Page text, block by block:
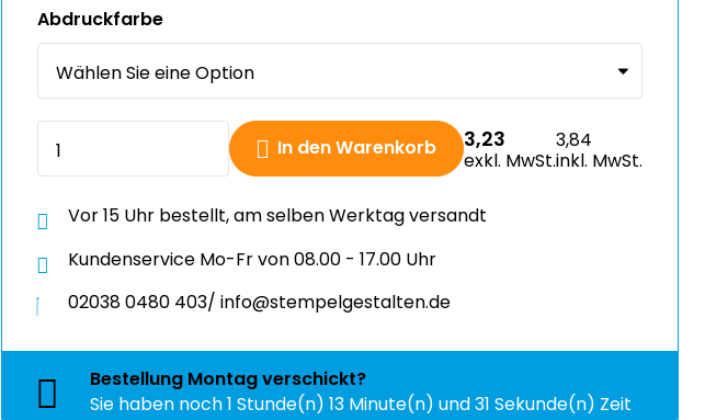
Abdruckfarbe
In den Warenkorb 3,23
exkl. MwSt.
3,84
inkl. MwSt.
Vor 15 Uhr bestellt, am selben Werktag versandt
Kundenservice Mo-Fr von 08.00 - 17.00 Uhr
02038 0480 403/ info@stempelgestalten.de
Bestellung Montagverschickt?
Sie haben noch1 Stunde(n) 13 Minute(n) und 30 Sekunde(n) Zeit